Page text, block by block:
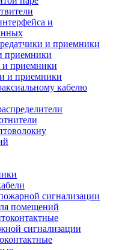
и
и приемники
приемники
и приемники
и приемники
кабелю
сигнализации
помещений
сигнализации